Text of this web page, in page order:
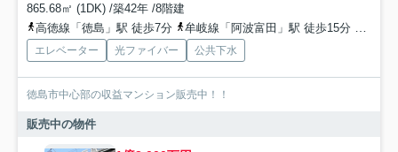
865.68㎡ (1DK) /築42年 /8階建
高徳線「徳島」駅 徒歩7分
牟岐線「阿波富田」駅 徒歩15分
エレベーター 光ファイバー 公共下水
徳島市中心部の収益マンション販売中！！
販売中の物件